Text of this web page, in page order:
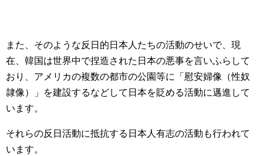
また、そのような反日的日本人たちの活動のせいで、現
在、韓国は世界中で捏造された日本の悪事を言いふらして
おり、アメリカの複数の都市の公園等に「慰安婦像（性奴
隷像）」を建設するなどして日本を貶める活動に邁進して
います。
それらの反日活動に抵抗する日本人有志の活動も行われて
います。